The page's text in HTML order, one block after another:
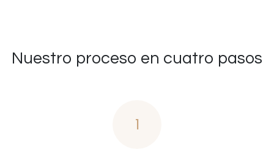
Nuestro proceso en cuatro pasos
1